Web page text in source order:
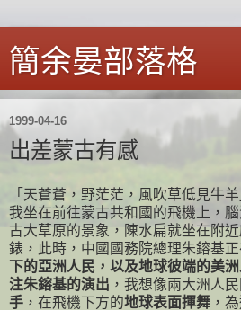
簡余晏部落格
1999-04-16
出差蒙古有感
「天蒼蒼，野茫茫，風吹草低見牛
我坐在前往蒙古共和國的飛機上，
古大草原的景象，陳水扁就坐在附
錶，此時，中國國務院總理朱鎔基正
下的亞洲人民，以及地球彼端的美
注朱鎔基的演出 ，我想像兩大洲人
手 ，在飛機下方的地球表面揮舞 ，